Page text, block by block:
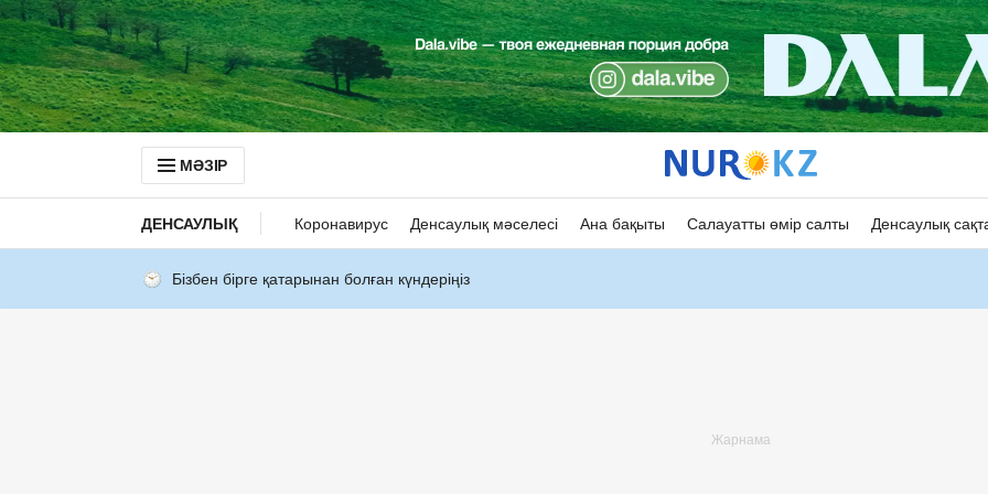
МӘЗІР
ДЕНСАУЛЫҚ Коронавирус Денсаулық мәселесі Ана бақыты Салауатты өмір салты Денсаулық
Бізбен бірге қатарынан болған күндеріңіз